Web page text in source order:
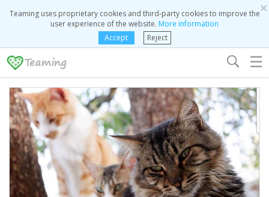
×
Teaming uses proprietary cookies and third-party cookies to improve the
user experience of the website. More information
Accept
Reject
☰